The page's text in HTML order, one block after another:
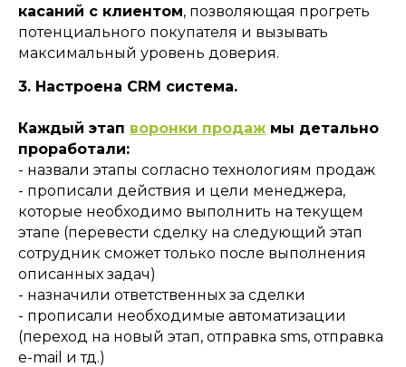
касаний с клиентом, позволяющая прогреть
потенциального покупателя и вызывать
максимальный уровень доверия.
3. Настроена CRM система.
Каждый этап воронки продаж мы детально
проработали:
- назвали этапы согласно технологиям продаж
- прописали действия и цели менеджера,
которые необходимо выполнить на текущем
этапе (перевести сделку на следующий этап
сотрудник сможет только после выполнения
описанных задач)
- назначили ответственных за сделки
- прописали необходимые автоматизации
(переход на новый этап, отправка sms, отправка
e-mail и тд.)